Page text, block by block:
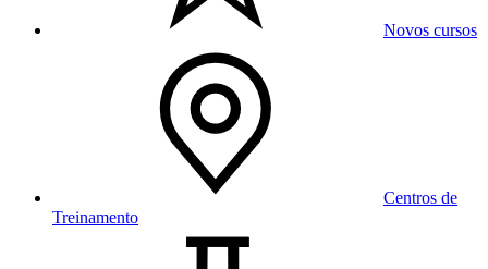
Novos cursos
Centros de
Treinamento